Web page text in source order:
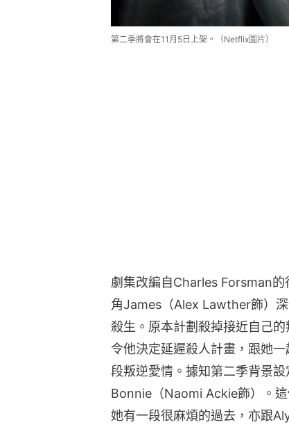
第二季將會在11月5日上架。（Netflix圖片）
劇集改編自Charles Forsman的
角James（Alex Lawther飾）
殺生。原本計劃殺掉接近自己
令他決定延遲殺人計畫，跟她
段叛逆愛情。據知第二季背景
Bonnie（Naomi Ackie飾）。
她有一段很麻煩的過去，亦跟